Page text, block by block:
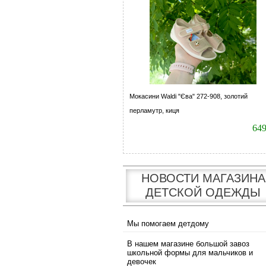
Мокасини Waldi "Єва" 272-908, золотий
перламутр, киця
НОВОСТИ МАГАЗИНА
ДЕТСКОЙ ОДЕЖДЫ
Мы помогаем детдому
В нашем магазине большой завоз
школьной формы для мальчиков и
девочек